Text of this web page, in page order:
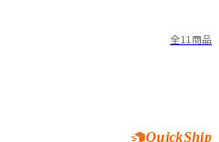
全11商品
QuickShip